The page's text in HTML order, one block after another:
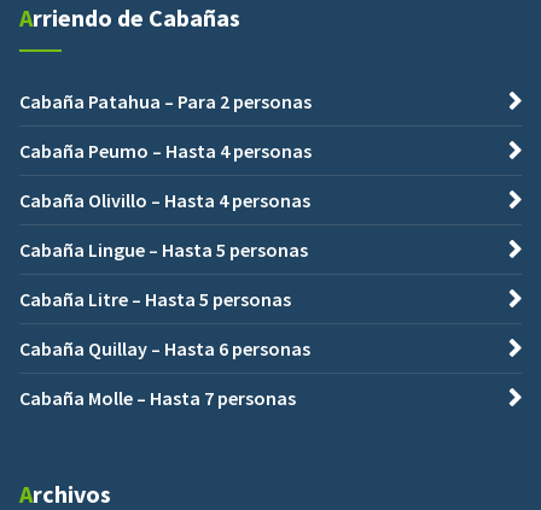
Arriendo de Cabañas
Cabaña Patahua – Para 2 personas
Cabaña Peumo – Hasta 4 personas
Cabaña Olivillo – Hasta 4 personas
Cabaña Lingue – Hasta 5 personas
Cabaña Litre – Hasta 5 personas
Cabaña Quillay – Hasta 6 personas
Cabaña Molle – Hasta 7 personas
Archivos